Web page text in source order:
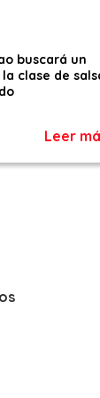
buscará un
clase de
Leer